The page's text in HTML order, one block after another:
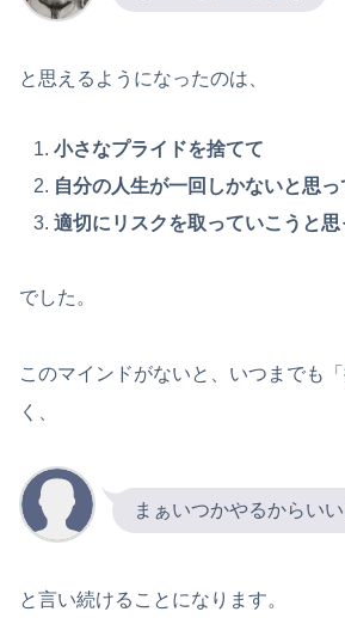
と思えるようになったのは、
小さなプライドを捨てて
自分の人生が一回しかないと思っ
適切にリスクを取っていこうと思
でした。
このマインドがないと、いつまでも
く、
まぁいつかやるからいい
と言い続けることになります。